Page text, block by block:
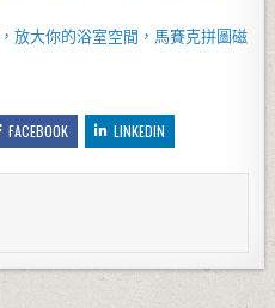
，放大你的浴室空間， 馬賽克拼圖磁
FACEBOOK LINKEDIN